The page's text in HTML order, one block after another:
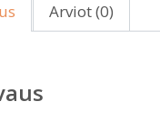
Arviot (0)